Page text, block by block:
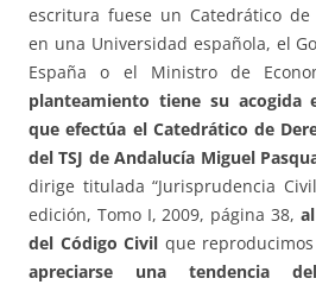
escritura fuese un Catedrático de
en una Universidad española, el
España o el Ministro de
planteamiento tiene su acogida
que efectúa el Catedrático de
del TSJ de Andalucía Miguel
dirige titulada “Jurisprudencia
edición, Tomo I, 2009, página 38,
del Código Civil que
apreciarse una tendencia